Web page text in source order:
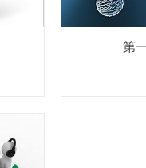
第